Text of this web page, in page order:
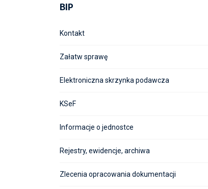
BIP
Kontakt
Załatw sprawę
Elektroniczna skrzynka podawcza
KSeF
Informacje o jednostce
Rejestry, ewidencje, archiwa
Zlecenia opracowania dokumentacji